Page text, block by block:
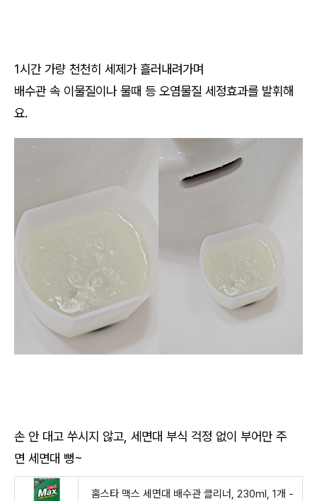
1시간 가량 천천히 세제가 흘러내려가며
배수관 속 이물질이나 물때 등 오염물질 세정효과를 발휘해
요.
손 안 대고 쑤시지 않고, 세면대 부식 걱정 없이 부어만 주
면 세면대 뻥~
홈스타 맥스 세면대 배수관 클리너, 230ml, 1개 -